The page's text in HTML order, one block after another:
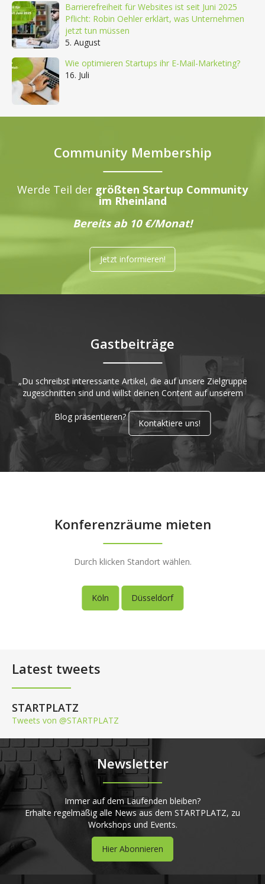
Barrierefreiheit für Websites ist seit Juni 2025
Pflicht: Robin Oehler erklärt, was Unternehmen
jetzt tun müssen
5. August
Wie optimieren Startups ihr E-Mail-Marketing?
16. Juli
Community Membership
Werde Teil der größten Startup Community
im Rheinland
Bereits ab 10 €/Monat!
Jetzt informieren!
Gastbeiträge
„Du schreibst interessante Artikel, die auf unsere Zielgruppe
zugeschnitten sind und willst deinen Content auf unserem
Blog präsentieren?
Kontaktiere uns!
Konferenzräume mieten
Durch klicken Standort wählen.
Köln Düsseldorf
Latest tweets
STARTPLATZ
Tweets von @STARTPLATZ
Newsletter
Immer auf dem Laufenden bleiben?
Erhalte regelmäßig alle News aus dem STARTPLATZ, zu
Workshops und Events.
Hier Abonnieren